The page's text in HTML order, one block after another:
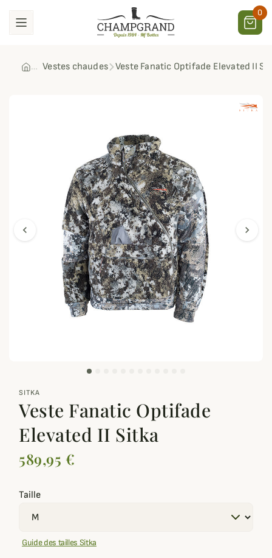
0
Vestes chaudes Veste Fanatic Optifade Elevated II
chevron_left chevron_right
SITKA
Veste Fanatic Optifade
Elevated II Sitka
589,95 €
Taille
Guide des tailles Sitka